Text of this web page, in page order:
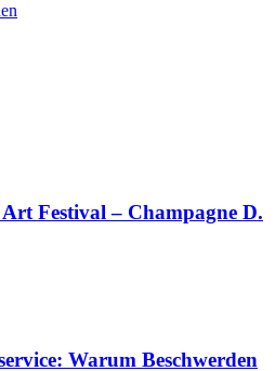
Festival – Champagne D.
Warum Beschwerden